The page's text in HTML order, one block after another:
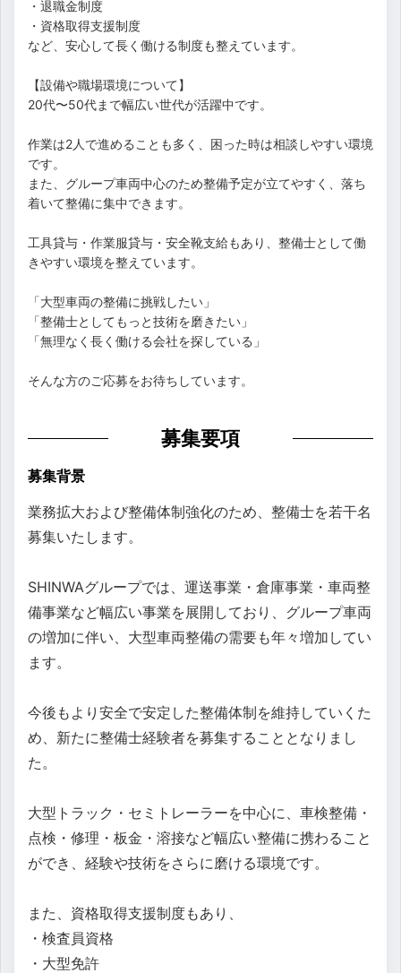
・退職金制度
・資格取得支援制度
など、安心して長く働ける制度も整えています。
【設備や職場環境について】
20代〜50代まで幅広い世代が活躍中です。
作業は2人で進めることも多く、困った時は相談しやすい環境
です。
また、グループ車両中心のため整備予定が立てやすく、落ち
着いて整備に集中できます。
工具貸与・作業服貸与・安全靴支給もあり、整備士として働
きやすい環境を整えています。
「大型車両の整備に挑戦したい」
「整備士としてもっと技術を磨きたい」
「無理なく長く働ける会社を探している」
そんな方のご応募をお待ちしています。
募集要項
募集背景
業務拡大および整備体制強化のため、整備士を若干名
募集いたします。
SHINWAグループでは、運送事業・倉庫事業・車両整
備事業など幅広い事業を展開しており、グループ車両
の増加に伴い、大型車両整備の需要も年々増加してい
ます。
今後もより安全で安定した整備体制を維持していくた
め、新たに整備士経験者を募集することとなりまし
た。
大型トラック・セミトレーラーを中心に、車検整備・
点検・修理・板金・溶接など幅広い整備に携わること
ができ、経験や技術をさらに磨ける環境です。
また、資格取得支援制度もあり、
・検査員資格
・大型免許